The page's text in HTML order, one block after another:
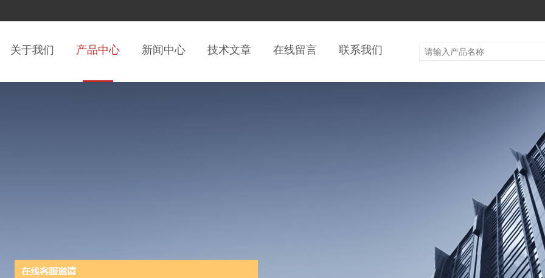
关于我们 产品中心 新闻中心 技术文章 在线留言 联系我们